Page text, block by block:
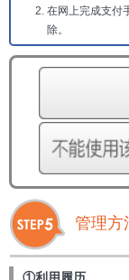
在网上完成支付
除。
管理方